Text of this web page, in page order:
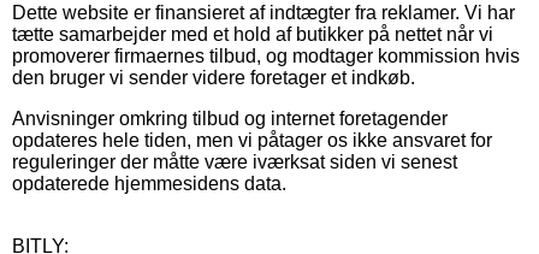
Dette website er finansieret af indtægter fra reklamer. Vi har
tætte samarbejder med et hold af butikker på nettet når vi
promoverer firmaernes tilbud, og modtager kommission hvis
den bruger vi sender videre foretager et indkøb.
Anvisninger omkring tilbud og internet foretagender
opdateres hele tiden, men vi påtager os ikke ansvaret for
reguleringer der måtte være iværksat siden vi senest
opdaterede hjemmesidens data.
BITLY: